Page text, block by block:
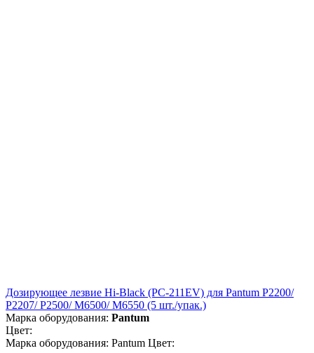
Дозирующее лезвие Hi-Black (PC-211EV) для Pantum P2200/
P2207/ P2500/ M6500/ M6550 (5 шт./упак.)
Марка оборудования: Pantum
Цвет:
Марка оборудования: Pantum Цвет: